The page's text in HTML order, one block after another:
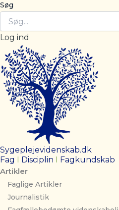
Søg
Log ind
Sygeplejevidenskab.dk
Fag I Disciplin I Fagkundskab
Artikler
Faglige Artikler
Journalistik